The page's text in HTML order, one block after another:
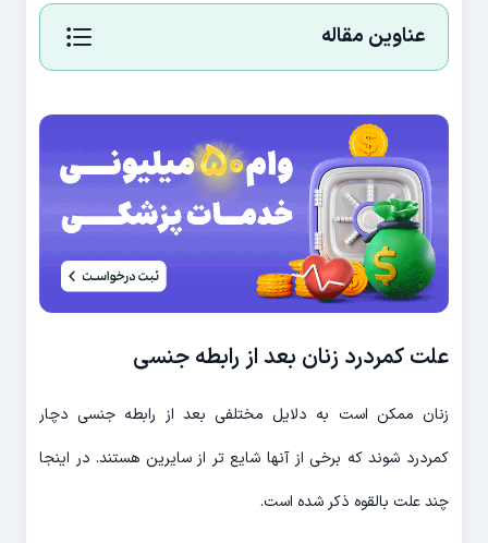
عناوین مقاله
علت کمردرد زنان بعد از رابطه جنسی
زنان ممکن است به دلایل مختلفی بعد از رابطه جنسی دچار
کمردرد شوند که برخی از آنها شایع تر از سایرین هستند. در اینجا
چند علت بالقوه ذکر شده است.